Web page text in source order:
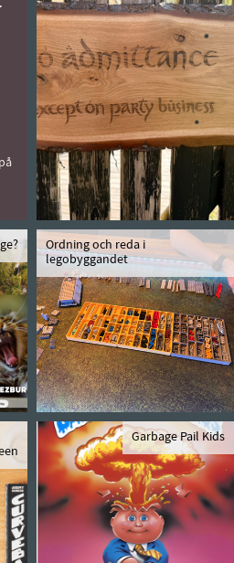
Ordning och reda i
legobyggandet
Garbage Pail Kids